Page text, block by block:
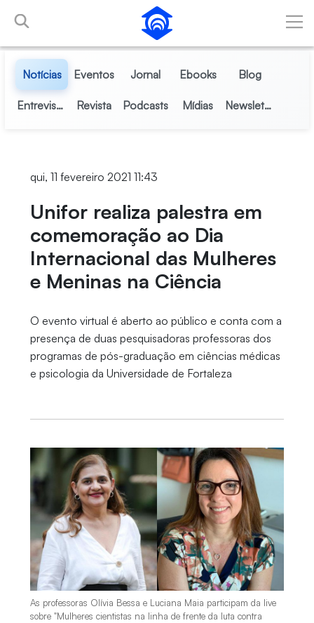
Pular para o Conteúdo principal
Notícias Eventos Jornal Ebooks Blog
Entrevistas Revista Podcasts Mídias Newsletter
qui, 11 fevereiro 2021 11:43
Unifor realiza palestra em
comemoração ao Dia
Internacional das Mulheres
e Meninas na Ciência
O evento virtual é aberto ao público e conta com a
presença de duas pesquisadoras professoras dos
programas de pós-graduação em ciências médicas
e psicologia da Universidade de Fortaleza
As professoras Olívia Bessa e Luciana Maia participam da live
sobre "Mulheres cientistas na linha de frente da luta contra